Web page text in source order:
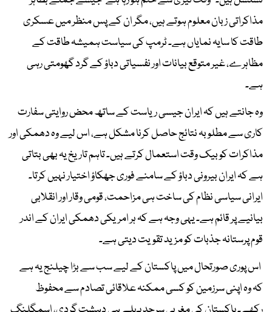
مذاکراتی زبان معلوم ہوتے ہیں، مگر ان کے پس منظر میں عسکری
طاقت کا سایہ نمایاں ہے۔ ٹرمپ کی سیاست ہمیشہ طاقت کے
مظاہرے، غیر متوقع بیانات اور نفسیاتی دباؤ کے گرد گھومتی رہی
ہے۔
وہ جانتے ہیں کہ ایران جیسی ریاست کے ساتھ محض روایتی سفارت
کاری سے مطلوبہ نتائج حاصل کرنا مشکل ہے، اس لیے وہ دھمکی اور
مذاکرات کو بیک وقت استعمال کرتے ہیں۔ تاہم تاریخ یہ بھی بتاتی
ہے کہ ایران بیرونی دباؤ کے سامنے فوری جھکاؤ اختیار نہیں کرتا۔
ایرانی سیاسی نظام کی ساخت ہی مزاحمت، قومی وقار اور انقلابی
بیانیے پر قائم ہے۔ یہی وجہ ہے کہ ہر امریکی دھمکی ایران کے اندر
قوم پرستانہ جذبات کو مزید تقویت دیتی ہے۔
اس پوری صورتحال میں پاکستان کے لیے سب سے بڑا چیلنج یہ ہے
کہ وہ اپنی سرزمین کو کسی ممکنہ علاقائی تصادم سے محفوظ